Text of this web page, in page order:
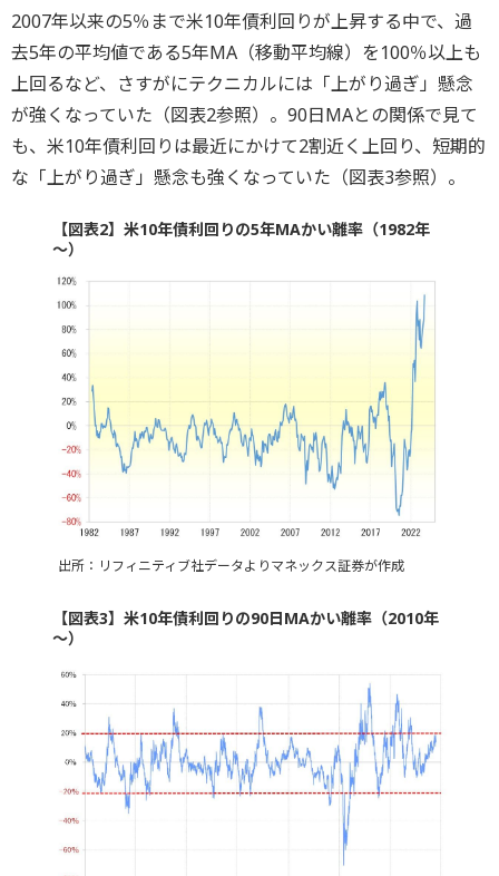
2007年以来の5％まで米10年債利回りが上昇する中で、過
去5年の平均値である5年MA（移動平均線）を100％以上も
上回るなど、さすがにテクニカルには「上がり過ぎ」懸念
が強くなっていた（図表2参照）。90日MAとの関係で見て
も、米10年債利回りは最近にかけて2割近く上回り、短期的
な「上がり過ぎ」懸念も強くなっていた（図表3参照）。
【図表2】米10年債利回りの5年MAかい離率（1982年
～）
出所：リフィニティブ社データよりマネックス証券が作成
【図表3】米10年債利回りの90日MAかい離率（2010年
～）